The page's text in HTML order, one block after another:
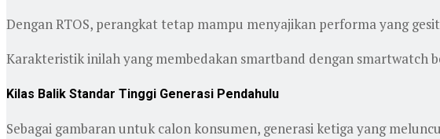
Dengan RTOS, perangkat tetap mampu menyajikan performa yang
Karakteristik inilah yang membedakan smartband dengan smartwatch
Kilas Balik Standar Tinggi Generasi Pendahulu
Sebagai gambaran untuk calon konsumen, generasi ketiga yang